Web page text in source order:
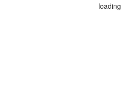
loading